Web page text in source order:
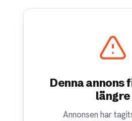
Denna annons
längre
Annonsen har